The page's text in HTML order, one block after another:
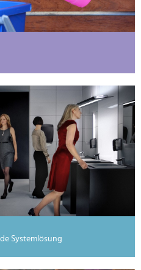
Systemlösung